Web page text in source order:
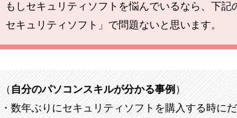
もしセキュリティソフトを悩んでいるなら、下
セキュリティソフト」で問題ないと思います。
（ 自分のパソコンスキルが分かる事例 ）
・数年ぶりにセキュリティソフトを購入する時に